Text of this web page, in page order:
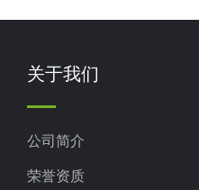
关于我们
公司简介
荣誉资质